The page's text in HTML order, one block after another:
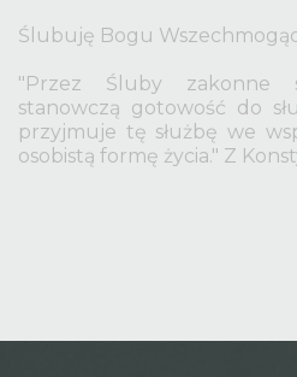
Ślubuję Bogu
"Przez Śluby zakonne
stanowczą gotowość do
przyjmuje tę służbę we
osobistą formę życia." Z